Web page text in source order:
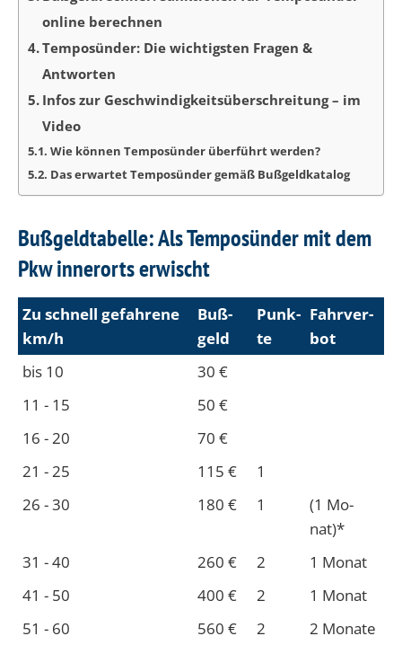
online berechnen
Temposünder: Die wichtigsten Fragen &
Antworten
Infos zur Geschwindigkeitsüberschreitung – im
Video
Wie können Temposünder überführt werden?
Das erwartet Temposünder gemäß Bußgeldkatalog
Bußgeldtabelle: Als Temposünder mit dem
Pkw innerorts erwischt
Zu schnell gefah­rene
km/h
Buß­
geld
Punk­
te
Fahr­ver­
bot
bis 10
30 €
11 - 15
50 €
16 - 20
70 €
21 - 25
115 €
1
26 - 30
180 € 1
(1 Mo­
nat)*
31 - 40
260 € 2
1 Mo­nat
41 - 50
400 € 2
1 Mo­nat
51 - 60
560 € 2
2 Mo­nate